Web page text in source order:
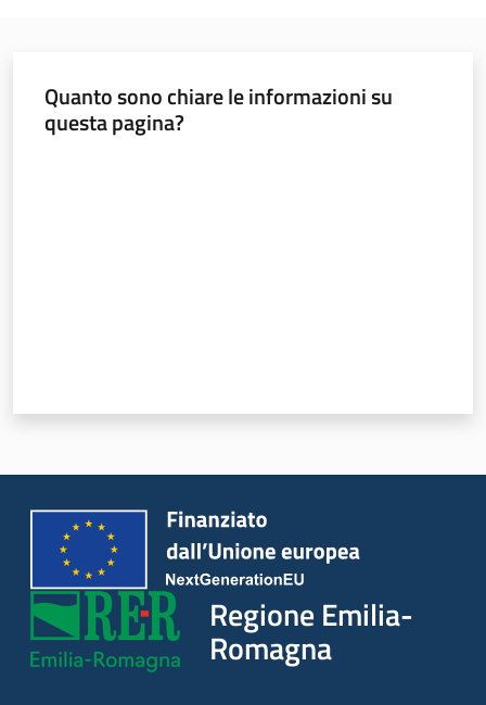
Novità
Quanto sono chiare le informazioni su
questa pagina?
Regione Emilia-
Romagna